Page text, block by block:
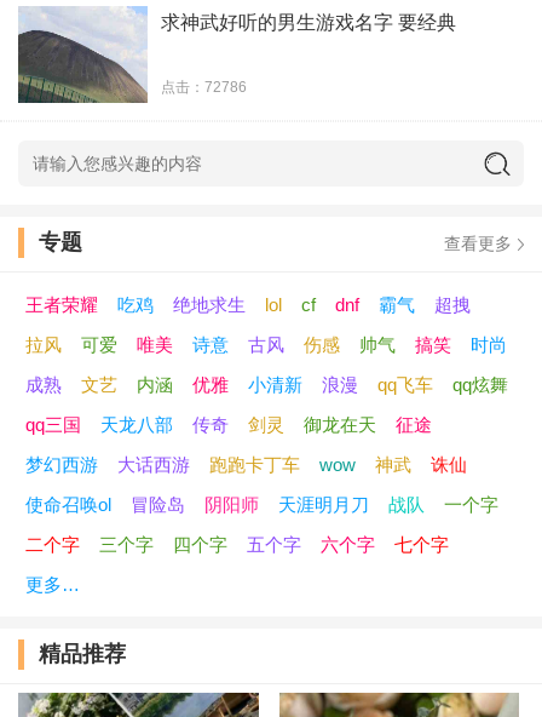
孤独的角落
饮尽孤单
夕阳下的孤影
浪子罢了
搁浅的残刺
寂寞、带点伤
随风飘送
呐爱淡了
哥单身照样嗨
求神武好听的男生游戏名字 要经典
点击：72786
专题 查看更多
王者荣耀 吃鸡 绝地求生 lol cf dnf 霸气
超拽
拉风
可爱 唯美 诗意 古风 伤感 帅气 搞笑
时尚
成熟
文艺 内涵 优雅 小清新 浪漫 qq飞车
qq炫舞
qq三国
天龙八部 传奇 剑灵 御龙在天
征途
梦幻西游
大话西游 跑跑卡丁车 wow 神武
诛仙
使命召唤ol
冒险岛 阴阳师 天涯明月刀 战队
一个字
二个字
三个字 四个字 五个字 六个字
七个字
更多…
精品推荐